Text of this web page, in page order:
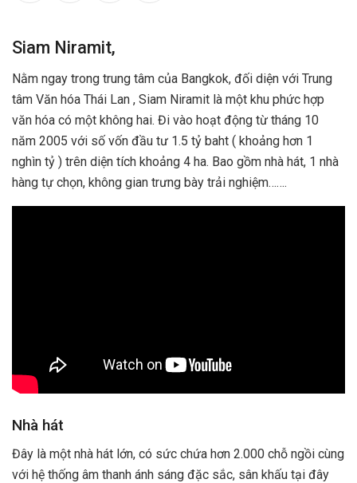
Siam Niramit,
Nằm ngay trong trung tâm của Bangkok, đối diện với Trung
tâm Văn hóa Thái Lan , Siam Niramit là một khu phức hợp
văn hóa có một không hai. Đi vào hoạt động từ tháng 10
năm 2005 với số vốn đầu tư 1.5 tỷ baht ( khoảng hơn 1
nghìn tỷ ) trên diện tích khoảng 4 ha. Bao gồm nhà hát, 1 nhà
hàng tự chọn, không gian trưng bày trải nghiệm…….
Nhà hát
Đây là một nhà hát lớn, có sức chứa hơn 2.000 chỗ ngồi cùng
với hệ thống âm thanh ánh sáng đặc sắc, sân khấu tại đây